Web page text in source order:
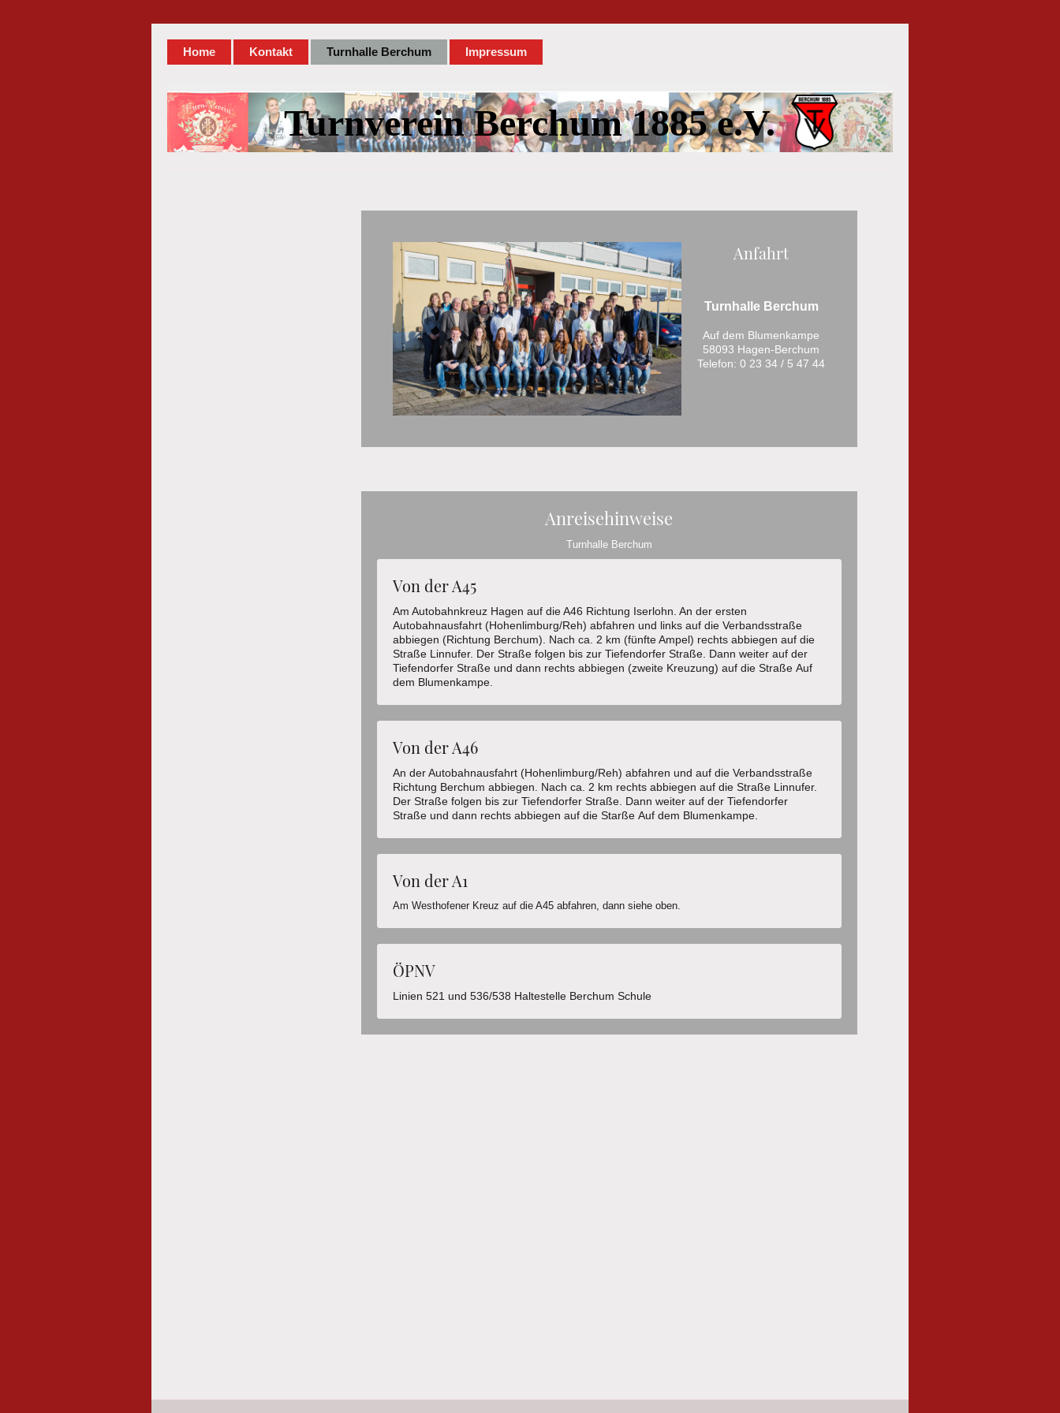
Home Kontakt Turnhalle Berchum Impressum
Turnverein Berchum 1885 e.V.
Anfahrt
Turnhalle Berchum
Auf dem Blumenkampe
58093 Hagen-Berchum
Telefon: 0 23 34 / 5 47 44
Anreisehinweise
Turnhalle Berchum
Von der A45
Am Autobahnkreuz Hagen auf die A46 Richtung Iserlohn. An der ersten
Autobahnausfahrt (Hohenlimburg/Reh) abfahren und links auf die Verbandsstraße
abbiegen (Richtung Berchum). Nach ca. 2 km (fünfte Ampel) rechts abbiegen auf die
Straße Linnufer. Der Straße folgen bis zur Tiefendorfer Straße. Dann weiter auf der
Tiefendorfer Straße und dann rechts abbiegen (zweite Kreuzung) auf die Straße Auf
dem Blumenkampe.
Von der A46
An der Autobahnausfahrt (Hohenlimburg/Reh) abfahren und auf die Verbandsstraße
Richtung Berchum abbiegen. Nach ca. 2 km rechts abbiegen auf die Straße Linnufer.
Der Straße folgen bis zur Tiefendorfer Straße. Dann weiter auf der Tiefendorfer
Straße und dann rechts abbiegen auf die Starße Auf dem Blumenkampe.
Von der A1
Am Westhofener Kreuz auf die A45 abfahren, dann siehe oben.
ÖPNV
Linien 521 und 536/538 Haltestelle Berchum Schule